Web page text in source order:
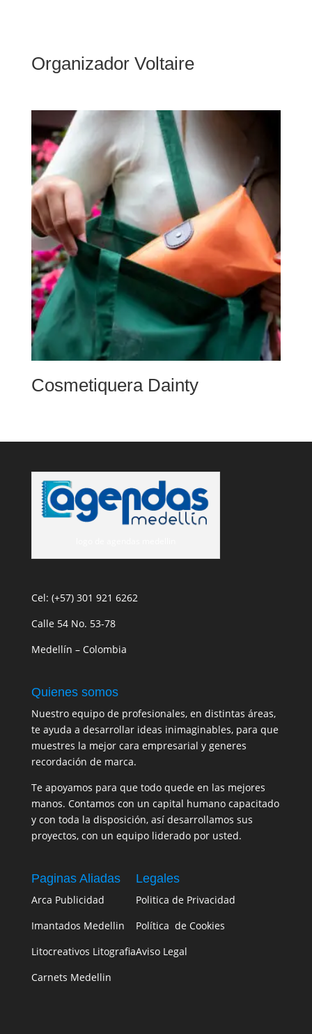
Organizador Voltaire
Cosmetiquera Dainty
Cel: (+57) 301 921 6262
Calle 54 No. 53-78
Medellín – Colombia
Quienes somos
Nuestro equipo de profesionales, en distintas áreas,
te ayuda a desarrollar ideas inimaginables, para que
muestres la mejor cara empresarial y generes
recordación de marca.
Te apoyamos para que todo quede en las mejores
manos. Contamos con un capital humano capacitado
y con toda la disposición, así desarrollamos sus
proyectos, con un equipo liderado por usted.
Paginas Aliadas
Arca Publicidad
Imantados Medellin
Litocreativos Litografia
Carnets Medellin
Legales
Politica de Privacidad
Política de Cookies
Aviso Legal